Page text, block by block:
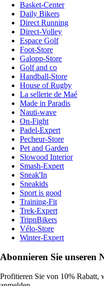
Basket-Center
Daily Bikers
Direct Running
Direct-Volley
Espace Golf
Foot-Store
Galopp-Store
Golf and co
Handball-Store
House of Rugby
La sellerie de Maé
Made in Paradis
Nauti-wave
On-Fight
Padel-Expert
Pecheur-Store
Pet and Garden
Slowood Interior
Smash-Expert
Sneak'In
Sneakids
Sport is good
Training-Fit
Trek-Expert
TripnBikers
Vélo-Store
Winter-Expert
Abonnieren Sie unseren
Profitieren Sie von 10% Rabatt,